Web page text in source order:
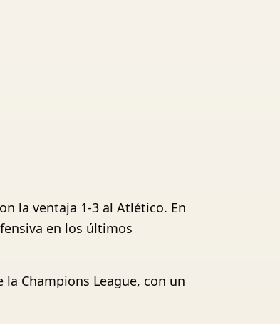
la ventaja 1-3 al Atlético. En
en los últimos
Champions League, con un